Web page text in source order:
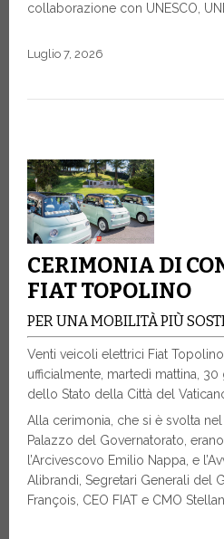
collaborazione con UNESCO,
Luglio 7, 2026
CERIMONIA DI
FIAT TOPOLINO
PER UNA MOBILITÀ PIÙ
Venti veicoli elettrici Fiat
ufficialmente, martedì mattina,
dello Stato della Città del
Alla cerimonia, che si è svolta nel
Palazzo del Governatorato,
l’Arcivescovo Emilio Nappa, e
Alibrandi, Segretari Generali del
François, CEO FIAT e CMO